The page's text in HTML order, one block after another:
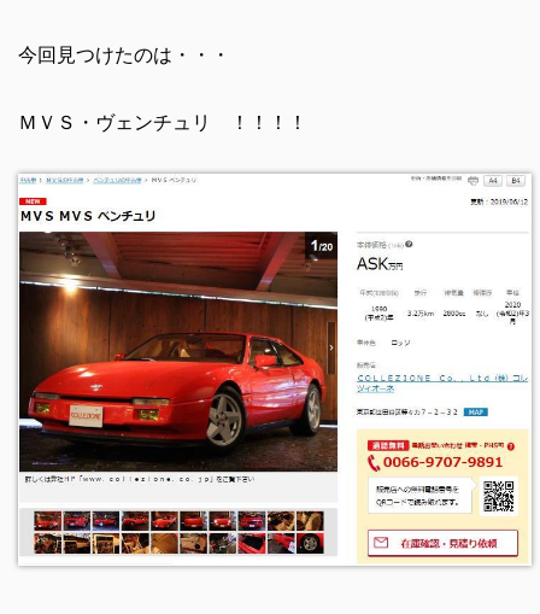
今回見つけたのは・・・
ＭＶＳ・ヴェンチュリ ！！！！